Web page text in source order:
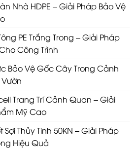
Nhà HDPE – Giải Pháp Bảo Vệ
PE Trắng Trong – Giải Pháp
Công Trình
Bảo Vệ Gốc Cây Trong Cảnh
Trang Trí Cảnh Quan – Giải
Mỹ Cao
Thủy Tinh 50KN – Giải Pháp
Hiệu Quả